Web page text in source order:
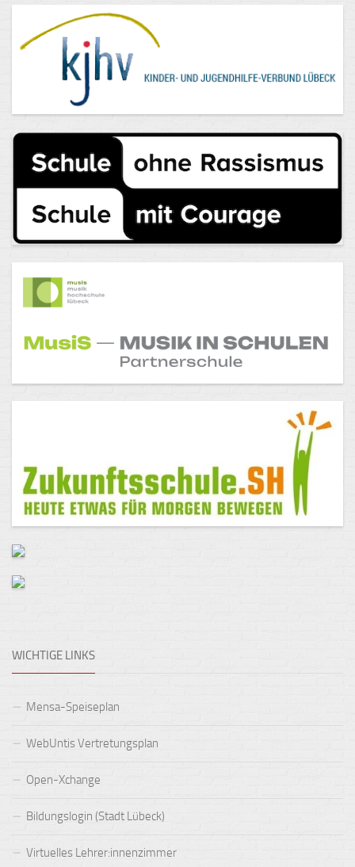
WICHTIGE LINKS
Mensa-Speiseplan
WebUntis Vertretungsplan
Open-Xchange
Bildungslogin (Stadt Lübeck)
Virtuelles Lehrer:innenzimmer